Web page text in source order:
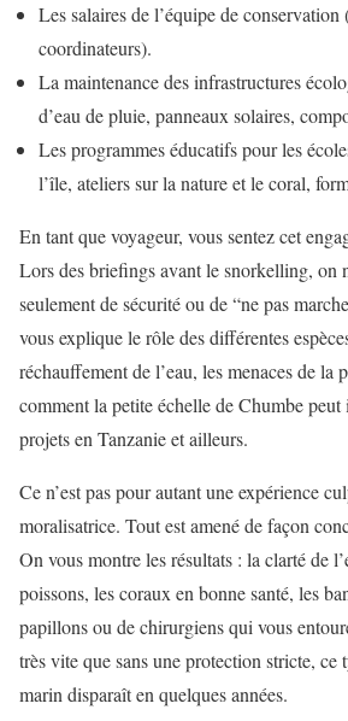
Les salaires de l’équipe de conservation
coordinateurs).
La maintenance des infrastructures
d’eau de pluie, panneaux solaires,
Les programmes éducatifs pour les
l’île, ateliers sur la nature et le coral,
En tant que voyageur, vous sentez cet
Lors des briefings avant le snorkelling, on
seulement de sécurité ou de “ne pas
vous explique le rôle des différentes
réchauffement de l’eau, les menaces de la
comment la petite échelle de Chumbe peut
projets en Tanzanie et ailleurs.
Ce n’est pas pour autant une expérience
moralisatrice. Tout est amené de façon
On vous montre les résultats : la clarté de
poissons, les coraux en bonne santé, les
papillons ou de chirurgiens qui vous
très vite que sans une protection stricte, ce
marin disparaît en quelques années.